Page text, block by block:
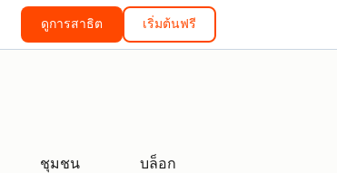
ดูการสาธิต เริ่มต้นฟรี
ชุมชน บล็อก